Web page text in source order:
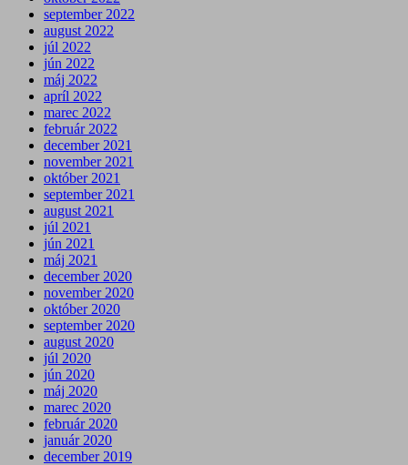
september 2022
august 2022
júl 2022
jún 2022
máj 2022
apríl 2022
marec 2022
február 2022
december 2021
november 2021
október 2021
september 2021
august 2021
júl 2021
jún 2021
máj 2021
december 2020
november 2020
október 2020
september 2020
august 2020
júl 2020
jún 2020
máj 2020
marec 2020
február 2020
január 2020
december 2019